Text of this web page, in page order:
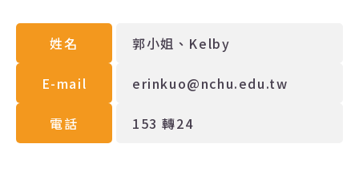
姓名 郭小姐、Kelby
E-mail erinkuo@nchu.edu.tw
電話 153 轉24